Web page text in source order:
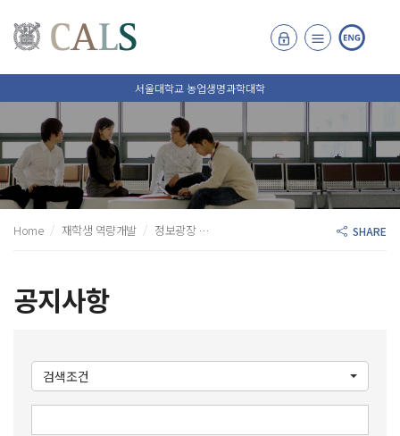
서울대학교 농업생명과학대학
Home 재학생 역량개발 정보광장 SHARE
공지사항
검색조건